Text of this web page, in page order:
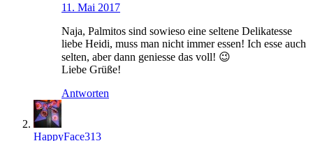
11. Mai 2017
Naja, Palmitos sind sowieso eine seltene Delikatesse
liebe Heidi, muss man nicht immer essen! Ich esse auch
selten, aber dann geniesse das voll! 😉
Liebe Grüße!
Antworten
HappyFace313